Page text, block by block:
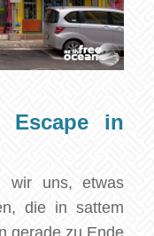
Escape in
wir uns, etwas
die in sattem